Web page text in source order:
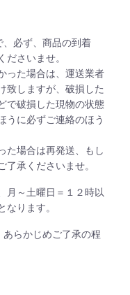
必ず、商品の到着
さいませ。
った場合は、運送業者
致しますが、破損した
で破損した現物の状態
うに必ずご連絡のほう
た場合は再発送、もし
了承くださいませ。
月～土曜日＝１２時以
ります。
らかじめご了承の程